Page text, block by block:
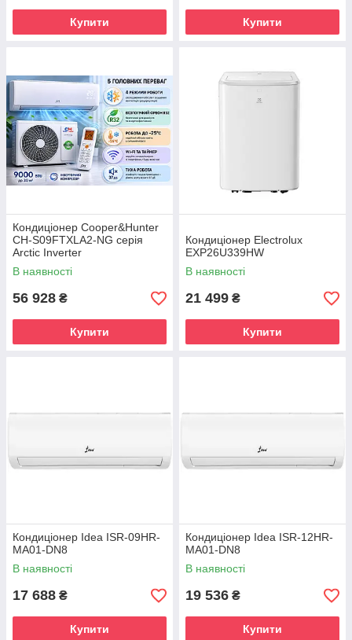
Купити Купити
Кондиціонер Cooper&Hunter
CH-S09FTXLA2-NG серія
Arctic Inverter
В наявності
56 928 ₴
Купити
Кондиціонер Electrolux
EXP26U339HW
В наявності
21 499 ₴
Купити
Кондиціонер Idea ISR-09HR-
MA01-DN8
В наявності
17 688 ₴
Купити
Кондиціонер Idea ISR-12HR-
MA01-DN8
В наявності
19 536 ₴
Купити